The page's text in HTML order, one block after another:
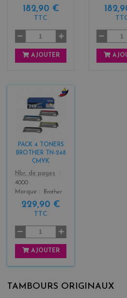
182,90 €
TTC
AJOUTER
PACK 4 TONERS
BROTHER TN-248
CMYK
Color
l
a
k
+
Nbr. de pages
4000
Marque
Brother
229,90 €
TTC
AJOUTER
TAMBOURS ORIGINAUX